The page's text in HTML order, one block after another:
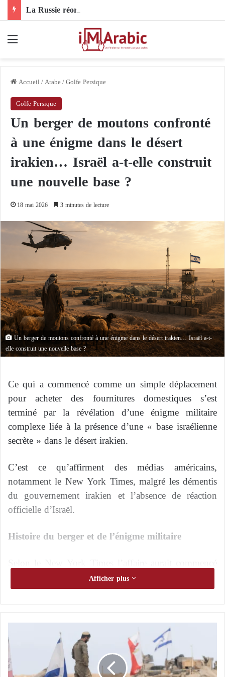
Accueil/Arabe/Golfe Persique
Golfe Persique
Un berger de moutons confronté
à une énigme dans le désert
irakien… Israël a-t-elle construit
une nouvelle base ?
18 mai 2026 3 minutes de lecture
Un berger de moutons confronté à une énigme dans le désert irakien… Israël a-t-
elle construit une nouvelle base ?
Ce qui a commencé comme un simple déplacement
pour acheter des fournitures domestiques s’est
terminé par la révélation d’une énigme militaire
complexe liée à la présence d’une « base israélienne
secrète » dans le désert irakien.
C’est ce qu’affirment des médias américains,
notamment le New York Times, malgré les démentis
du gouvernement irakien et l’absence de réaction
officielle d’Israël.
Histoire du berger et de l’énigme militaire
le 3 mars dernier vers 14 heures, lorsqu’un petit
camion circulait dans le désert de l’ouest de l’Irak.
Le quotidien américain décrit le passage de ce
véhicule, appartenant à un berger local en route vers
la ville la plus proche, Akh-Nukhayb, comme une
scène familière pour les habitants d’un camp bédouin
Afficher plus
é
u
r